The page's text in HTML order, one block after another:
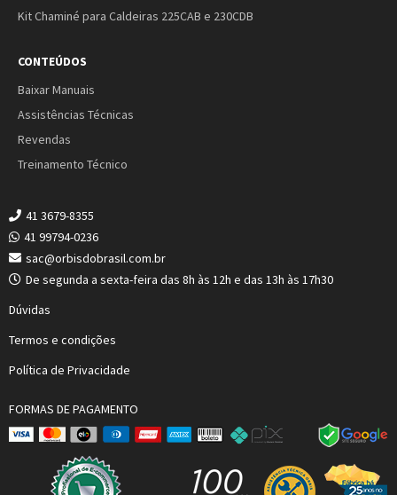
Kit Chaminé para Caldeiras 225CAB e 230CDB
CONTEÚDOS
Baixar Manuais
Assistências Técnicas
Revendas
Treinamento Técnico
41 3679-8355
41 99794-0236
sac@orbisdobrasil.com.br
De segunda a sexta-feira das 8h às 12h e das 13h às 17h30
Dúvidas
Termos e condições
Política de Privacidade
FORMAS DE PAGAMENTO